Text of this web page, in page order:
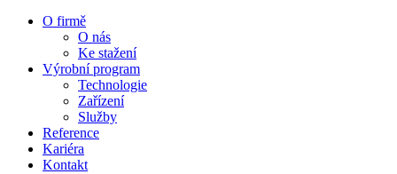
O firmě
O nás
Ke stažení
Výrobní program
Technologie
Zařízení
Služby
Reference
Kariéra
Kontakt